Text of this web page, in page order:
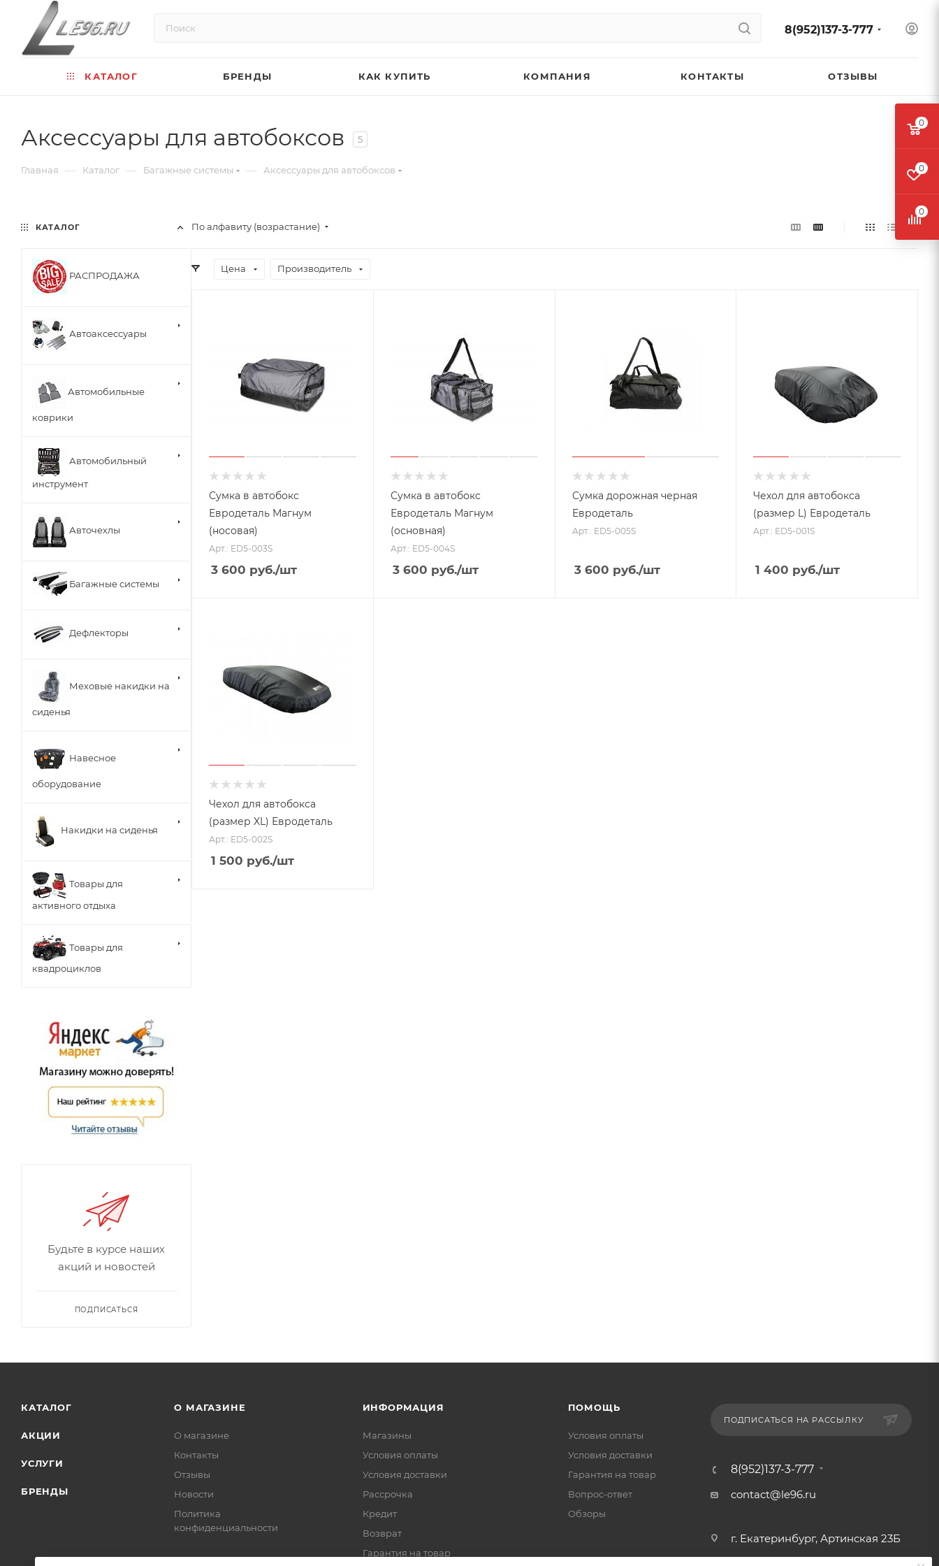
8(952)137-3-777
КАТАЛОГ БРЕНДЫ КАК КУПИТЬ КОМПАНИЯ КОНТАКТЫ ОТЗЫВЫ
Аксессуары для автобоксов 5
Главная — Каталог — Багажные системы — Аксессуары для автобоксов
По алфавиту (возрастание)
Цена Производитель
Сумка в автобокс
Евродеталь Магнум
(носовая)
Арт.: ED5-003S
3 600 руб./шт
Сумка в автобокс
Евродеталь Магнум
(основная)
Арт.: ED5-004S
3 600 руб./шт
Сумка дорожная черная
Евродеталь
Арт.: ED5-005S
3 600 руб./шт
Чехол для автобокса
(размер L) Евродеталь
Арт.: ED5-001S
1 400 руб./шт
Чехол для автобокса
(размер XL) Евродеталь
Арт.: ED5-002S
1 500 руб./шт
КАТАЛОГ
РАСПРОДАЖА
Автоаксессуары
Автомобильные
коврики
Автомобильный
инструмент
Авточехлы
Багажные системы
Дефлекторы
Меховые накидки на
сиденья
Навесное
оборудование
Накидки на сиденья
Товары для
активного отдыха
Товары для
квадроциклов
Будьте в курсе наших
акций и новостей
ПОДПИСАТЬСЯ
КАТАЛОГ
АКЦИИ
УСЛУГИ
БРЕНДЫ
О МАГАЗИНЕ
О магазине
Контакты
Отзывы
Новости
Политика
конфиденциальности
ИНФОРМАЦИЯ
Магазины
Условия оплаты
Условия доставки
Рассрочка
Кредит
Возврат
Гарантия на товар
ПОМОЩЬ
Условия оплаты
Условия доставки
Гарантия на товар
Вопрос-ответ
Обзоры
ПОДПИСАТЬСЯ НА РАССЫЛКУ
8(952)137-3-777
contact@le96.ru
г. Екатеринбург, Артинская 23Б
0
0
0